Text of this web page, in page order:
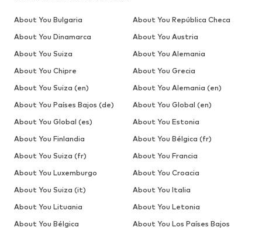
About You Bulgaria
About You República Checa
About You Dinamarca
About You Austria
About You Suiza
About You Alemania
About You Chipre
About You Grecia
About You Suiza (en)
About You Alemania (en)
About You Países Bajos (de)
About You Global (en)
About You Global (es)
About You Estonia
About You Finlandia
About You Bélgica (fr)
About You Suiza (fr)
About You Francia
About You Luxemburgo
About You Croacia
About You Suiza (it)
About You Italia
About You Lituania
About You Letonia
About You Bélgica
About You Los Países Bajos